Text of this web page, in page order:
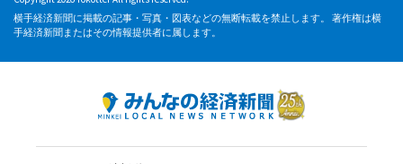
横手経済新聞に掲載の記事・写真・図表などの無断転載を禁止します。 著作権は横
手経済新聞またはその情報提供者に属します。